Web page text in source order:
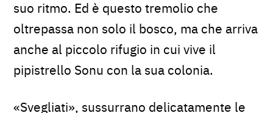
suo ritmo. Ed è questo tremolio che
oltrepassa non solo il bosco, ma che arriva
anche al piccolo rifugio in cui vive il
pipistrello Sonu con la sua colonia.
«Svegliati», sussurrano delicatamente le